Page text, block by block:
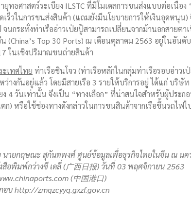
ทธศาสตร์ระเบียง ILSTC ที่มีโมเดลการขนส่งแบบต่อเนื่อง
เร็วในการขนส่งสินค้า (แถมยังมีนโยบายการให้เงินอุดหนุน
จนกระทั่งท่าเรืออ่าวเป่ยปู้สามารถเปลี่ยนจากม้านอกสายต
(China’s Top 30 Ports) ณ เดือนตุลาคม 2563 อยู่ในอั
ในเชิงปริมาณขนถ่ายสินค้า
ะเทศไทย ท่าเรือชินโจว (ท่าเรือหลักในกลุ่มท่าเรือรอบอ่าว
ว่างกันอยู่แล้ว โดยมีสายเรือ 3 รายให้บริการอยู่ ได้แก่ บริ
4 วันเท่านั้น จึงเป็น “ทางเลือก” ที่น่าสนใจสำหรับผู้ประก
ก) หรือใช้ช่องทางดังกล่าวในการขนสินค้าจากเรือขึ้นรถไฟไ
นายกฤษณะ สุกันตพงศ์ ศูนย์ข้อมูลเพื่อธุรกิจไทยในจีน ณ น
อพิมพ์กว่างซี เดลี่ (广西日报) วันที่03 พฤศจิกายน 2563
(中国港口)
บ http://zmqzcyyq.gxzf.gov.cn